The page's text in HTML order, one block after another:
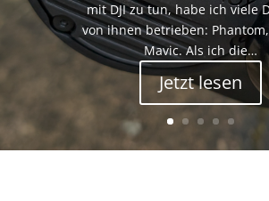
mit DJI zu tun, habe ich viele
von ihnen betrieben:
Mavic. Als ich die…
Jetzt lesen